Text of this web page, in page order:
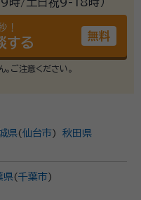
時/土日祝9-18時）
！
する 無料
ご注意ください。
県(仙台市)
秋田県
県(千葉市)